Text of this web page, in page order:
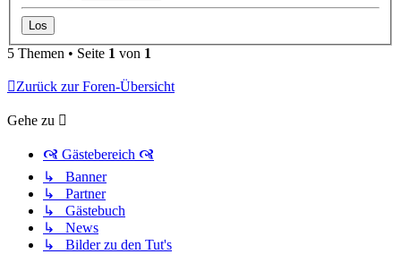
5 Themen • Seite 1 von 1
Zurück zur Foren-Übersicht
Gehe zu
🙧 Gästebereich 🙧
↳ Banner
↳ Partner
↳ Gästebuch
↳ News
↳ Bilder zu den Tut's